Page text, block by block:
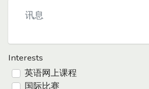
Interests
英语网上课程
国际比赛